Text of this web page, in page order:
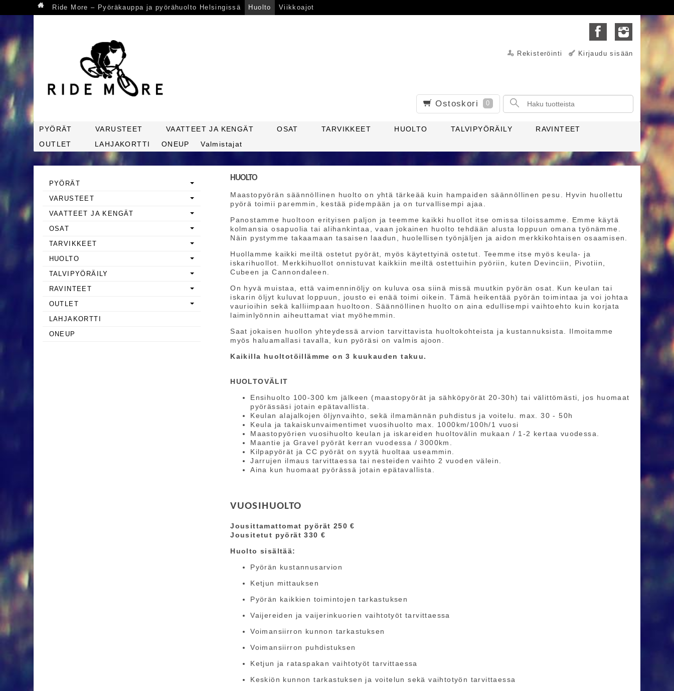
Ride More – Pyöräkauppa ja pyörähuolto Helsingissä Huolto Viikkoajot
Rekisteröinti Kirjaudu sisään
Ostoskori 0
PYÖRÄT VARUSTEET VAATTEET JA KENGÄT OSAT TARVIKKEET HUOLTO TALVIPYÖRÄILY
RAVINTEET
OUTLET
LAHJAKORTTI ONEUP Valmistajat
HUOLTO
Maastopyörän säännöllinen huolto on yhtä tärkeää kuin hampaiden säännöllinen pesu. Hyvin huollettu
pyörä toimii paremmin, kestää pidempään ja on turvallisempi ajaa.
Panostamme huoltoon erityisen paljon ja teemme kaikki huollot itse omissa tiloissamme. Emme käytä
kolmansia osapuolia tai alihankintaa, vaan jokainen huolto tehdään alusta loppuun omana työnämme.
Näin pystymme takaamaan tasaisen laadun, huolellisen työnjäljen ja aidon merkkikohtaisen osaamisen.
Huollamme kaikki meiltä ostetut pyörät, myös käytettyinä ostetut. Teemme itse myös keula- ja
iskarihuollot. Merkkihuollot onnistuvat kaikkiin meiltä ostettuihin pyöriin, kuten Devinciin, Pivotiin,
Cubeen ja Cannondaleen.
On hyvä muistaa, että vaimenninöljy on kuluva osa siinä missä muutkin pyörän osat. Kun keulan tai
iskarin öljyt kuluvat loppuun, jousto ei enää toimi oikein. Tämä heikentää pyörän toimintaa ja voi johtaa
vaurioihin sekä kalliimpaan huoltoon. Säännöllinen huolto on aina edullisempi vaihtoehto kuin korjata
laiminlyönnin aiheuttamat viat myöhemmin.
Saat jokaisen huollon yhteydessä arvion tarvittavista huoltokohteista ja kustannuksista. Ilmoitamme
myös haluamallasi tavalla, kun pyöräsi on valmis ajoon.
Kaikilla huoltotöillämme on 3 kuukauden takuu.
HUOLTOVÄLIT
Ensihuolto 100-300 km jälkeen (maastopyörät ja sähköpyörät 20-30h) tai välittömästi, jos huomaat
pyörässäsi jotain epätavallista.
Keulan alajalkojen öljynvaihto, sekä ilmamännän puhdistus ja voitelu. max. 30 - 50h
Keula ja takaiskunvaimentimet vuosihuolto max. 1000km/100h/1 vuosi
Maastopyörien vuosihuolto keulan ja iskareiden huoltovälin mukaan / 1-2 kertaa vuodessa.
Maantie ja Gravel pyörät kerran vuodessa / 3000km.
Kilpapyörät ja CC pyörät on syytä huoltaa useammin.
Jarrujen ilmaus tarvittaessa tai nesteiden vaihto 2 vuoden välein.
Aina kun huomaat pyörässä jotain epätavallista.
VUOSIHUOLTO
Jousittamattomat pyörät 250 €
Jousitetut pyörät 330 €
Huolto sisältää:
Pyörän kustannusarvion
Ketjun mittauksen
Pyörän kaikkien toimintojen tarkastuksen
Vaijereiden ja vaijerinkuorien vaihtotyöt tarvittaessa
Voimansiirron kunnon tarkastuksen
Voimansiirron puhdistuksen
Ketjun ja rataspakan vaihtotyöt tarvittaessa
Keskiön kunnon tarkastuksen ja voitelun sekä vaihtotyön tarvittaessa
PYÖRÄT
VARUSTEET
VAATTEET JA KENGÄT
OSAT
TARVIKKEET
HUOLTO
TALVIPYÖRÄILY
RAVINTEET
OUTLET
LAHJAKORTTI
ONEUP